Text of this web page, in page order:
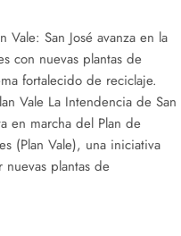
Vale: San José avanza en la
con nuevas plantas de
fortalecido de reciclaje.
Vale La Intendencia de San
en marcha del Plan de
(Plan Vale), una iniciativa
plantas de